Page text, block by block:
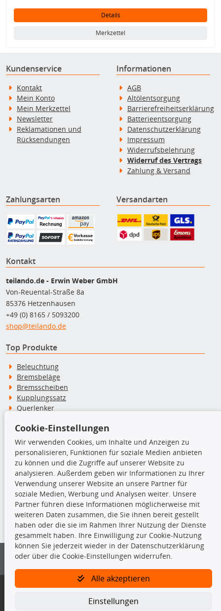
Details
Merkzettel
Kundenservice
Kontakt
Mein Konto
Mein Merkzettel
Newsletter
Reklamationen und
Rücksendungen
Informationen
AGB
Altölentsorgung
Barrierefreiheitserklärung
Batterieentsorgung
Datenschutzerklärung
Impressum
Widerrufsbelehrung
Widerruf des Vertrags
Zahlung & Versand
Zahlungsarten Versandarten
Kontakt
teilando.de - Erwin Weber GmbH
Von-Reuental-Straße 8a
85376 Hetzenhausen
+49 (0) 8165 / 5093200
shop@teilando.de
Top Produkte
Beleuchtung
Bremsbeläge
Bremsscheiben
Kupplungssatz
Querlenker
Stoßdämpfer
TecDoc Inside
Die hier angezeigten Daten insbesondere die gesamte Datenbank dürfen
nicht kopiert werden.
Es ist zu unterlassen, die Daten oder die gesamte Datenbank ohne
vorherige Zustimmung von TecDoc zu vervielfältigen, zu verbreiten
und/oder diese Handlungen durch Dritte ausführen zu lassen. Ein
Bitte prüfen Sie, ob das über unseren Onlineshop identifizierte Ersatzteil
Gegebenenfalls sind ergänzende Informationen notwendig, um
Cookie-Einstellungen
Wir verwenden Cookies, um Inhalte und Anzeigen zu
personalisieren, Funktionen für soziale Medien anbieten
zu können und die Zugriffe auf unserer Website zu
analysieren. Außerdem geben wir Informationen zu Ihrer
Verwendung unserer Website an unsere Partner für
soziale Medien, Werbung und Analysen weiter. Unsere
Partner führen diese Informationen möglicherweise mit
weiteren Daten zusammen, die Sie ihnen bereit gestellt
haben oder die sie im Rahmen Ihrer Nutzung der Dienste
gesammelt haben. Ihre Einwilligung zur Cookie-Nutzung
können Sie jederzeit wieder in der Datenschutzerklärung
oder über die Cookie-Einstellungen widerrufen.
Alle akzeptieren
Einstellungen